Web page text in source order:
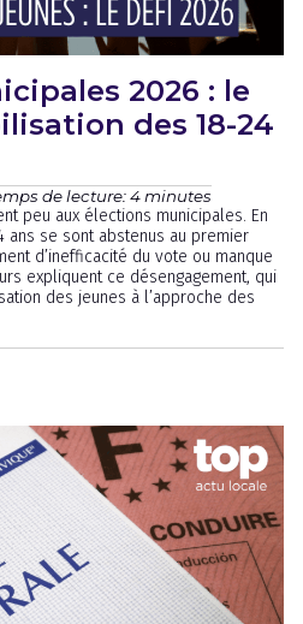
2026 : le
des 18-24
de lecture: 4 minutes
peu aux élections municipales. En
ans se sont abstenus au premier
d’inefficacité du vote ou manque
expliquent ce désengagement, qui
des jeunes à l’approche des